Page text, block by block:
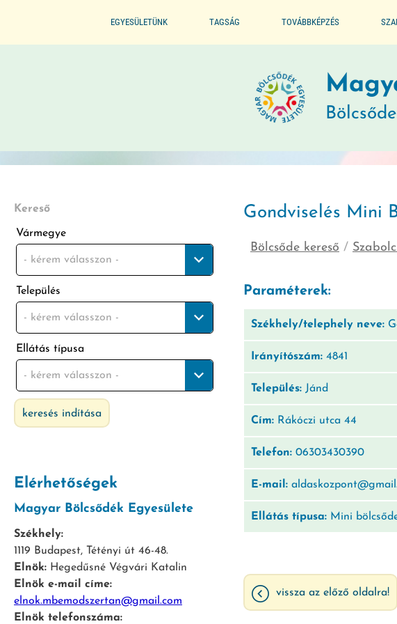
EGYESÜLETÜNK
ÜVEGZSEB
TAGSÁG
BELÉPÉS / KILÉPÉS
TOVÁBBKÉPZÉS
Kereső
Vármegye
- kérem válasszon -
Település
- kérem válasszon -
Ellátás típusa
- kérem válasszon -
keresés indítása
Elérhetőségek
Magyar Bölcsődék Egyesülete
Székhely:
1119 Budapest, Tétényi út 46-48.
Elnök: Hegedűsné Végvári Katalin
Elnök e-mail címe:
elnok.mbemodszertan@gmail.com
Elnök telefonszáma:
Gondviselés Mini
Bölcsőde kereső /
Paraméterek:
Székhely/telephely neve:
Irányítószám: 4841
Település: Jánd
Cím: Rákóczi utca 44
Telefon: 06303430390
E-mail:
Ellátás típusa: Mini
vissza az előző oldalra!